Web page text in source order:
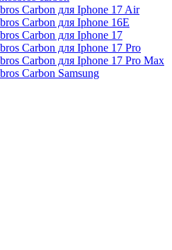
Carbon для Iphone 17 Air
Carbon для Iphone 16E
Carbon для Iphone 17
Carbon для Iphone 17 Pro
Carbon для Iphone 17 Pro Max
Carbon Samsung